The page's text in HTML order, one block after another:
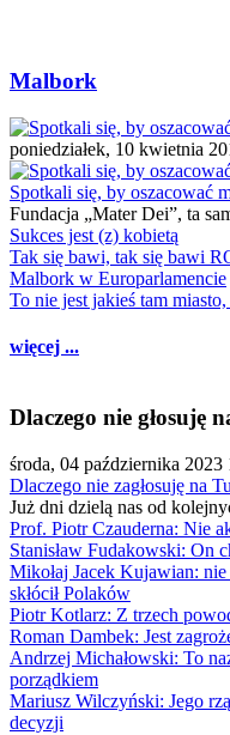
Malbork
poniedziałek, 10 kwietnia
Spotkali się, by oszacować
Fundacja „Mater Dei”, ta
Sukces jest (z) kobietą
Tak się bawi, tak się bawi
Malbork w Europarlamencie
To nie jest jakieś tam
więcej ...
Dlaczego nie głosuję
środa, 04 października 2023
Dlaczego nie zagłosuję na
Już dni dzielą nas od
Prof. Piotr Czauderna: Nie
Stanisław Fudakowski: On
Mikołaj Jacek Kujawian:
skłócił Polaków
Piotr Kotlarz: Z trzech
Roman Dambek: Jest
Andrzej Michałowski: To
porządkiem
Mariusz Wilczyński: Jego
decyzji